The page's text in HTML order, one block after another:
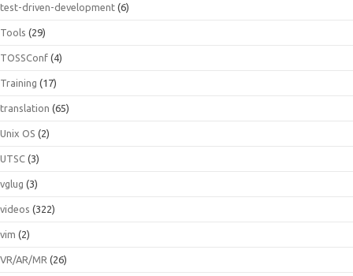
test-driven-development (6)
Tools (29)
TOSSConf (4)
Training (17)
translation (65)
Unix OS (2)
UTSC (3)
vglug (3)
videos (322)
vim (2)
VR/AR/MR (26)